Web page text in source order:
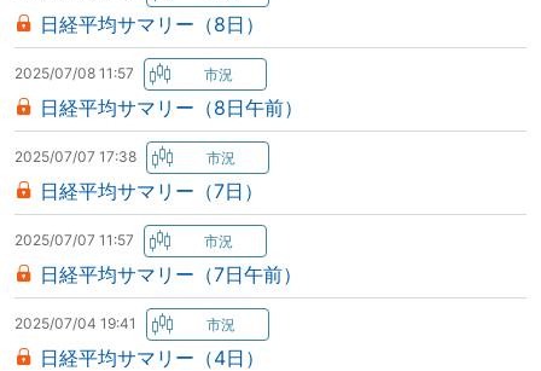
日経平均サマリー（8日）
2025/07/08 11:57
日経平均サマリー（8日午前）
2025/07/07 17:38
日経平均サマリー（7日）
2025/07/07 11:57
日経平均サマリー（7日午前）
2025/07/04 19:41
日経平均サマリー（4日）